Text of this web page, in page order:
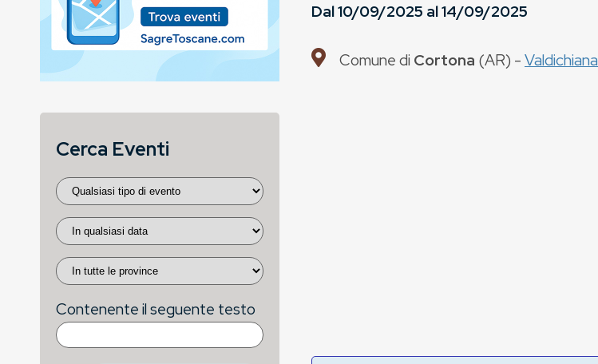
Dal10/09/2025 al14/09/2025
Comune di Cortona (AR) -Valdichiana
Cerca Eventi
Contenente il seguente testo